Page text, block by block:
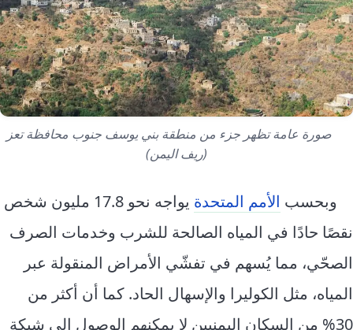
صورة عامة تظهر جزء من منطقة بني يوسف جنوب محافظة تعز
(ريف اليمن)
وبحسب الأمم المتحدة
يواجه نحو 17.8 مليون شخص
نقصًا حادًا في المياه الصالحة للشرب وخدمات الصرف
الصحّي، مما يُسهم في تفشّي الأمراض المنقولة عبر
المياه، مثل الكوليرا والإسهال الحاد. كما أن أكثر من
30% من السكان اليمنيين لا يمكنهم الوصول إلى شبكة